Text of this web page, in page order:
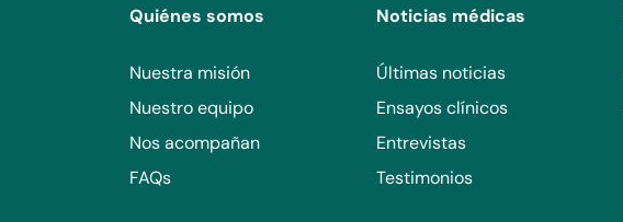
Quiénes somos
Nuestra misión
Nuestro equipo
Nos acompañan
FAQs
Noticias médicas
Últimas noticias
Ensayos clínicos
Entrevistas
Testimonios